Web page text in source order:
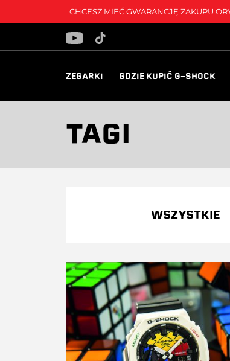
CHCESZ MIEĆ GWARANCJĘ ZAKUPU
ZEGARKI GDZIE KUPIĆ G-SHOCK
TAGI
WSZYSTKIE